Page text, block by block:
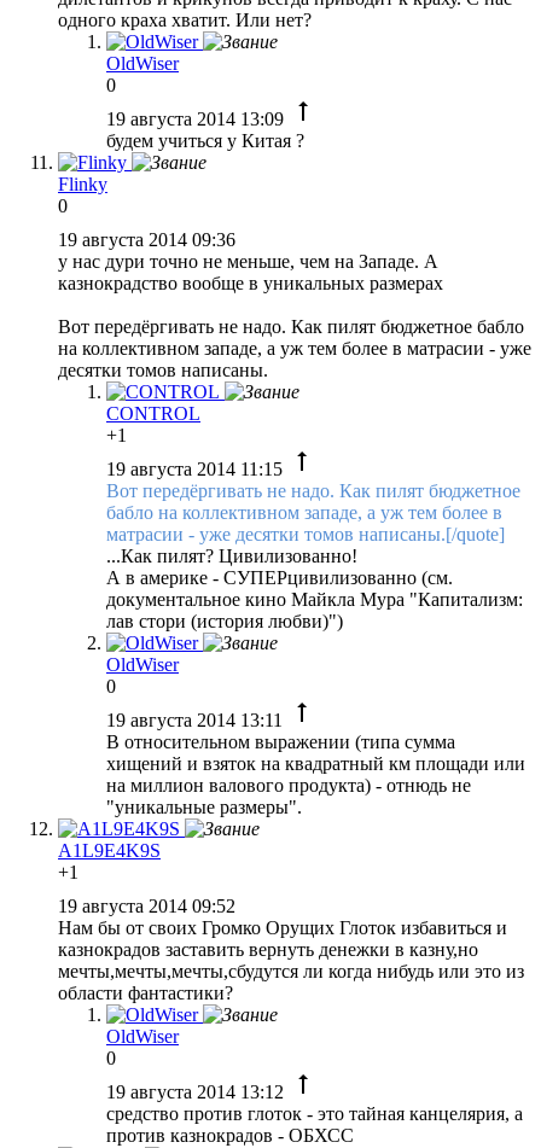
одного краха хватит. Или нет?
OldWiser
0
19 августа 2014 13:09
будем учиться у Китая ?
Flinky
0
19 августа 2014 09:36
у нас дури точно не меньше, чем на Западе. А
казнокрадство вообще в уникальных размерах
Вот передёргивать не надо. Как пилят бюджетное бабло
на коллективном западе, а уж тем более в матрасии - уже
десятки томов написаны.
CONTROL
+1
19 августа 2014 11:15
Вот передёргивать не надо. Как пилят бюджетное
бабло на коллективном западе, а уж тем более в
матрасии - уже десятки томов написаны.[/quote]
...Как пилят? Цивилизованно!
А в америке - СУПЕРцивилизованно (см.
документальное кино Майкла Мура "Капитализм:
лав стори (история любви)")
OldWiser
0
19 августа 2014 13:11
В относительном выражении (типа сумма
хищений и взяток на квадратный км площади или
на миллион валового продукта) - отнюдь не
"уникальные размеры".
A1L9E4K9S
+1
19 августа 2014 09:52
Нам бы от своих Громко Орущих Глоток избавиться и
казнокрадов заставить вернуть денежки в казну,но
мечты,мечты,мечты,сбудутся ли когда нибудь или это из
области фантастики?
OldWiser
0
19 августа 2014 13:12
средство против глоток - это тайная канцелярия, а
против казнокрадов - ОБХСС